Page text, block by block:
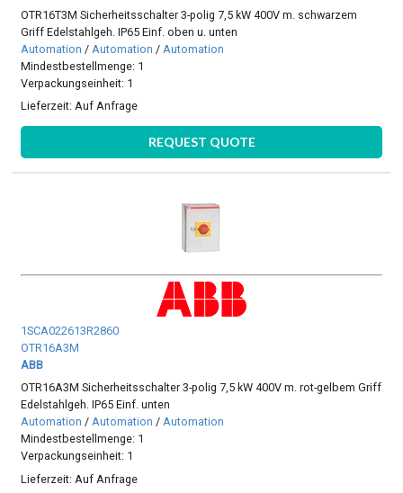
OTR16T3M Sicherheitsschalter 3-polig 7,5 kW 400V m. schwarzem
Griff Edelstahlgeh. IP65 Einf. oben u. unten
Automation /Automation /Automation
Mindestbestellmenge: 1
Verpackungseinheit: 1
Lieferzeit:Auf Anfrage
REQUEST QUOTE
1SCA022613R2860
OTR16A3M
ABB
OTR16A3M Sicherheitsschalter 3-polig 7,5 kW 400V m. rot-gelbem Griff
Edelstahlgeh. IP65 Einf. unten
Automation /Automation /Automation
Mindestbestellmenge: 1
Verpackungseinheit: 1
Lieferzeit: Auf Anfrage